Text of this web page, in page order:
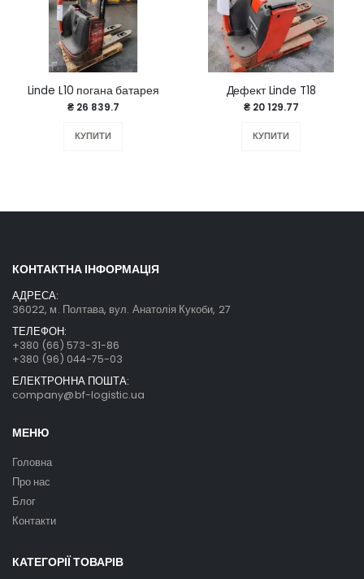
Linde L10 погана батарея
₴ 26 839.7
КУПИТИ
Дефект Linde T18
₴ 20 129.77
КУПИТИ
КОНТАКТНА ІНФОРМАЦІЯ
АДРЕСА:
36022, м. Полтава, вул. Анатолія Кукоби, 27
ТЕЛЕФОН:
+380 (66) 573-31-86
+380 (96) 044-75-03
ЕЛЕКТРОННА ПОШТА:
company@bf-logistic.ua
МЕНЮ
Головна
Про нас
Блог
Контакти
КАТЕГОРІЇ ТОВАРІВ